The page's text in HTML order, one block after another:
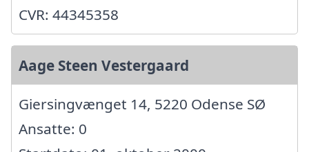
CVR: 44345358
Aage Steen Vestergaard
Giersingvænget 14, 5220 Odense SØ
Ansatte: 0